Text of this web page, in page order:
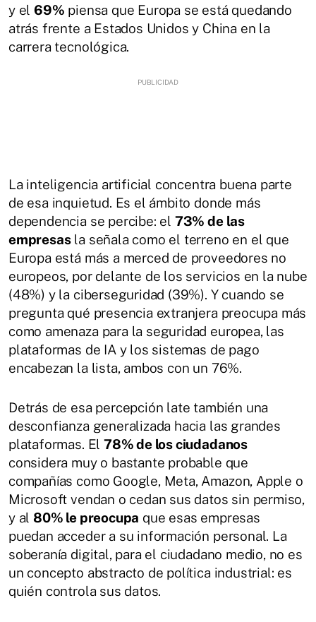
y el69% piensa que Europa se está quedando
atrás frente a Estados Unidos y China en la
carrera tecnológica.
La inteligencia artificial concentra buena parte
de esa inquietud. Es el ámbito donde más
dependencia se percibe: el 73% de las
empresasla señala como el terreno en el que
Europa está más a merced de proveedores no
europeos, por delante de los servicios en la nube
(48%) y la ciberseguridad (39%). Y cuando se
pregunta qué presencia extranjera preocupa más
como amenaza para la seguridad europea, las
plataformas de IA y los sistemas de pago
encabezan la lista, ambos con un 76%.
Detrás de esa percepción late también una
desconfianza generalizada hacia las grandes
plataformas. El 78% de los ciudadanos
considera muy o bastante probable que
compañías como Google, Meta, Amazon, Apple o
Microsoft vendan o cedan sus datos sin permiso,
y al80% le preocupa que esas empresas
puedan acceder a su información personal. La
soberanía digital, para el ciudadano medio, no es
un concepto abstracto de política industrial: es
quién controla sus datos.